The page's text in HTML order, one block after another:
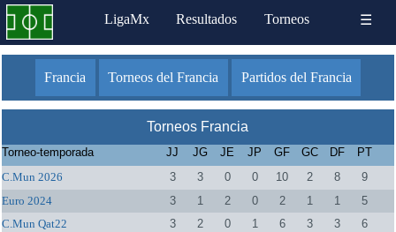
LigaMx Resultados Torneos ☰
Francia Torneos del Francia Partidos del Francia
Torneos Francia
Torneo-temporada JJ JG JE JP GF GC DF
PT
C.Mun 2026
3 3 0 0 10 2 8
9
Euro 2024
3 1 2 0 2 1 1
5
C.Mun Qat22
3 2 0 1 6 3 3
6